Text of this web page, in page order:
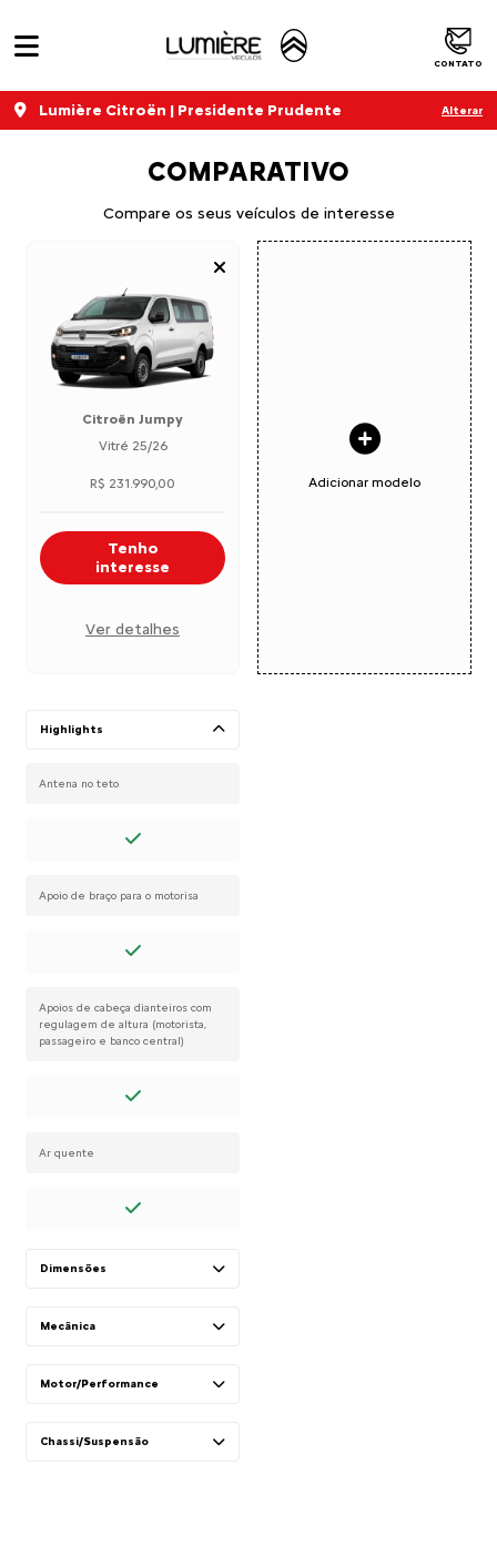
CONTATO
Lumière Citroën | Presidente Prudente Alterar
COMPARATIVO
Compare os seus veículos de interesse
Citroën Jumpy
Vitré 25/26
R$ 231.990,00
Tenho
interesse
Ver detalhes
Adicionar modelo
Highlights
Antena no teto
Apoio de braço para o motorisa
Apoios de cabeça dianteiros com
regulagem de altura (motorista,
passageiro e banco central)
Ar quente
Dimensões
Mecânica
Motor/Performance
Chassi/Suspensão